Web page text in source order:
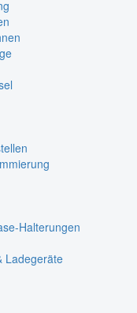
Halterungen
Ladegeräte